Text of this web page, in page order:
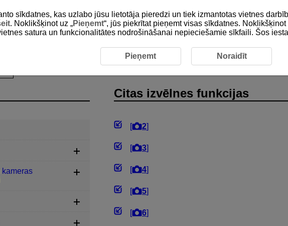
Filmas ierakstīšana Citas izvēlnes funkcijas
Citas izvēlnes funkcijas
[ 2]
[ 3]
[ 4]
[ 5]
[ 6]
kameras
sīkdatnes, kas uzlabo jūsu lietotāja pieredzi un tiek izmantotas vietnes
. Noklikšķinot uz „Pieņemt“, jūs piekrītat pieņemt visas sīkdatnes. Noklikšķinot
satura un funkcionalitātes nodrošināšanai nepieciešamie sīkfaili. Šos
Pieņemt Noraidīt